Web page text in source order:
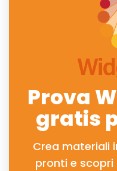
Prova
gratis
Crea materiali
pronti e